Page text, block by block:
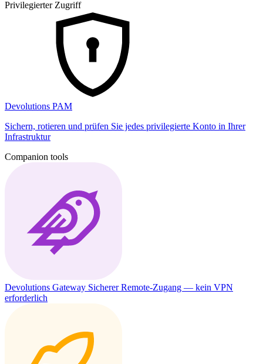
Privilegierter Zugriff
Devolutions PAM
Sichern, rotieren und prüfen Sie jedes privilegierte Konto in Ihrer
Infrastruktur
Companion tools
Devolutions Gateway Sicherer Remote-Zugang — kein VPN
erforderlich